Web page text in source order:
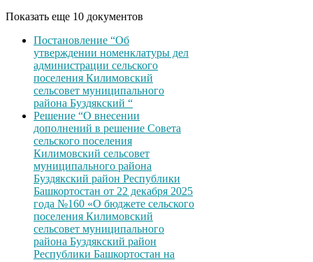
Показать еще 10 документов
Постановление “Об
утверждении номенклатуры дел
администрации сельского
поселения Килимовский
сельсовет муниципального
района Буздякский “
Решение “О внесении
дополнений в решение Совета
сельского поселения
Килимовский сельсовет
муниципального района
Буздякский район Республики
Башкортостан от 22 декабря 2025
года №160 «О бюджете сельского
поселения Килимовский
сельсовет муниципального
района Буздякский район
Республики Башкортостан на